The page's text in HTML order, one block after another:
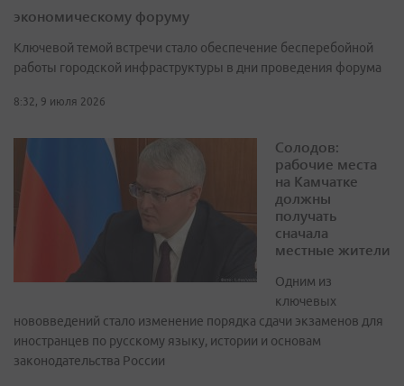
экономическому форуму
Ключевой темой встречи стало обеспечение бесперебойной
работы городской инфраструктуры в дни проведения форума
8:32, 9 июля 2026
Солодов:
рабочие места
на Камчатке
должны
получать
сначала
местные жители
Одним из
ключевых
нововведений стало изменение порядка сдачи экзаменов для
иностранцев по русскому языку, истории и основам
законодательства России